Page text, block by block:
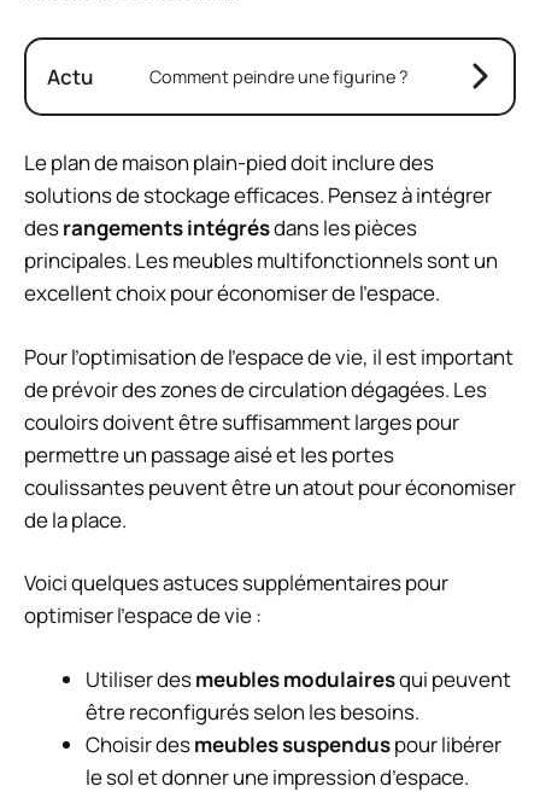
Actu Comment peindre une figurine ?
Le plan de maison plain-pied doit inclure des
solutions de stockage efficaces. Pensez à intégrer
desrangements intégrésdans les pièces
principales. Les meubles multifonctionnels sont un
excellent choix pour économiser de l’espace.
Pour l’optimisation de l’espace de vie, il est important
de prévoir des zones de circulation dégagées. Les
couloirs doivent être suffisamment larges pour
permettre un passage aisé et les portes
coulissantes peuvent être un atout pour économiser
de la place.
Voici quelques astuces supplémentaires pour
optimiser l’espace de vie :
Utiliser desmeubles modulairesqui peuvent
être reconfigurés selon les besoins.
Choisir desmeubles suspenduspour libérer
le sol et donner une impression d’espace.